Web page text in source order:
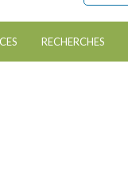
RECHERCHES